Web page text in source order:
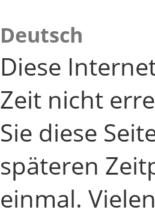
Deutsch
Diese
Zeit nicht
Sie diese
späteren
einmal.